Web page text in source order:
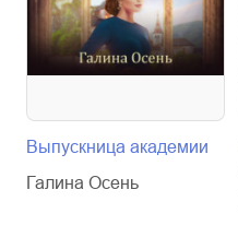
Выпускница академии
Галина Осень